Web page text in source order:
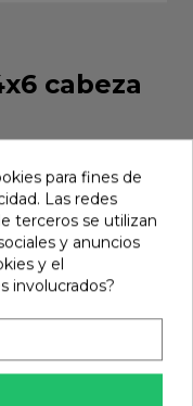
cabeza
Ref: TOR-4X6A
para fines de
Las redes
terceros se utilizan
y anuncios
y el
involucrados?